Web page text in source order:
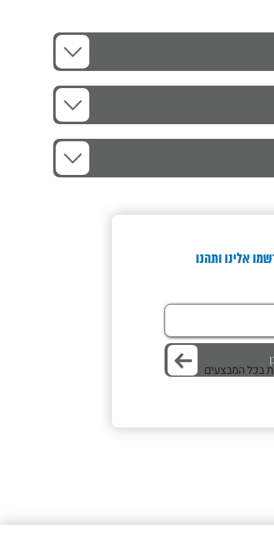
אלינו ותהנו
ת בכל המבצעים